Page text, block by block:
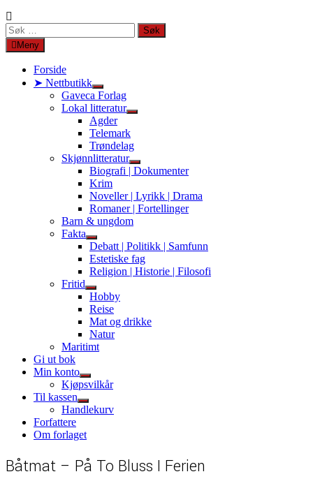
Søk
etter:Meny
Forside
➤ Nettbutikk
Show
sub
menu
Gaveca Forlag
Lokal litteratur
Show
Agder
Telemark
Trøndelag
Skjønnlitteratur
Show
sub
Biografi | Dokumenter
Krim
Noveller | Lyrikk | Drama
Romaner | Fortellinger
Barn & ungdom
Fakta
Show
sub
menu
Debatt | Politikk | Samfunn
Estetiske fag
Religion | Historie | Filosofi
Fritid
Show
sub
menu
Hobby
Reise
Mat og drikke
Natur
Maritimt
Gi ut bok
Min konto
Show
sub
menu
Kjøpsvilkår
Til kassen
Show
sub
Handlekurv
Forfattere
Om forlaget
Båtmat – På To Bluss I Ferien